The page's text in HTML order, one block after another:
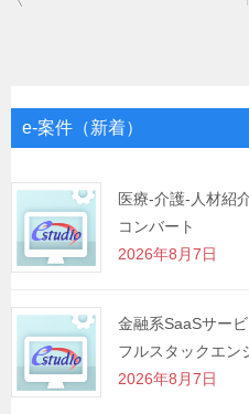
ゲ
シ
ョ
ン
e-案件（新着）
医療-介護-人材紹
コンバート
2026年8月7日
金融系SaaSサー
フルスタックエン
2026年8月7日